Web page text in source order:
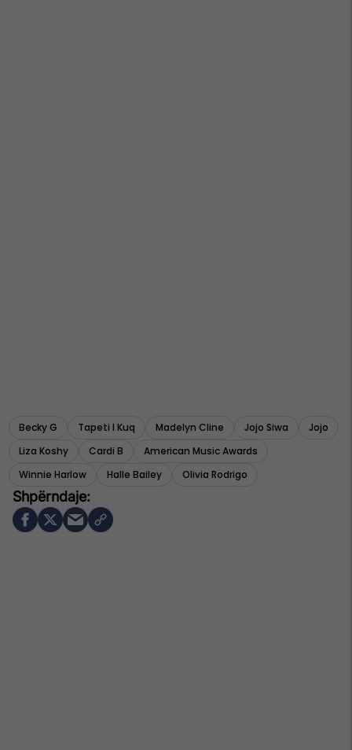
Becky G Tapeti I Kuq Madelyn Cline Jojo Siwa
Jojo
Liza Koshy
Cardi B
American Music Awards
Winnie Harlow
Halle Bailey Olivia Rodrigo